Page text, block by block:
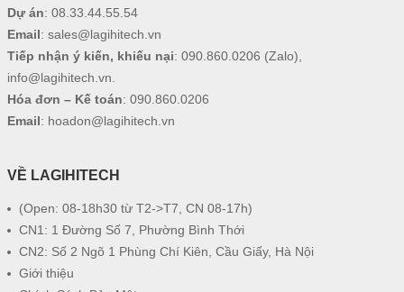
Dự án: 08.33.44.55.54
Email: sales@lagihitech.vn
Tiếp nhận ý kiến, khiếu nại: 090.860.0206 (Zalo),
info@lagihitech.vn.
Hóa đơn – Kế toán: 090.860.0206
Email: hoadon@lagihitech.vn
VỀ LAGIHITECH
(Open: 08-18h30 từ T2->T7, CN 08-17h)
CN1: 1 Đường Số 7, Phường Bình Thới
CN2: Số 2 Ngõ 1 Phùng Chí Kiên, Cầu Giấy, Hà Nội
Giới thiệu